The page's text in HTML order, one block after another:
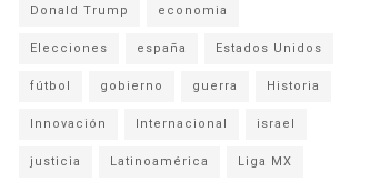
Donald Trump economia
Elecciones españa Estados Unidos
fútbol gobierno guerra Historia
Innovación Internacional israel
justicia Latinoamérica Liga MX